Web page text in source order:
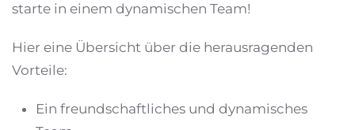
starte in einem dynamischen Team!
Hier eine Übersicht über die herausragenden
Vorteile:
Ein freundschaftliches und dynamisches